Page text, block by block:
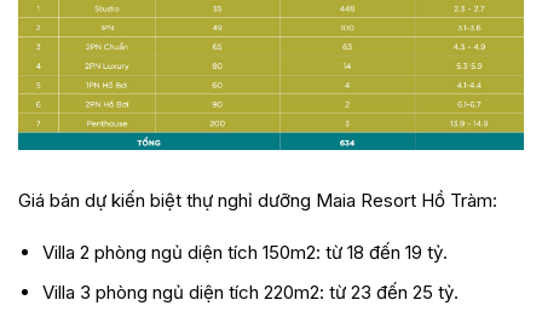
Giá bán dự kiến biệt thự nghỉ dưỡng Maia Resort Hồ Tràm:
Villa 2 phòng ngủ diện tích 150m2: từ 18 đến 19 tỷ.
Villa 3 phòng ngủ diện tích 220m2: từ 23 đến 25 tỷ.